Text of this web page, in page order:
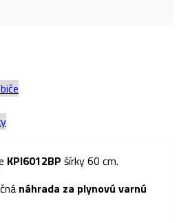
KPI6012BP šírky 60 cm.
náhrada za plynovú varnú